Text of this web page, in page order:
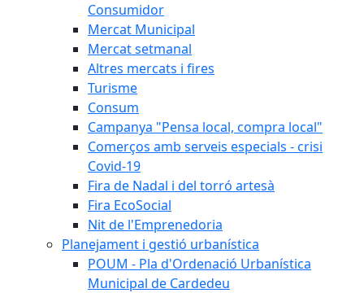
Consumidor
Mercat Municipal
Mercat setmanal
Altres mercats i fires
Turisme
Consum
Campanya "Pensa local, compra local"
Comerços amb serveis especials - crisi
Covid-19
Fira de Nadal i del torró artesà
Fira EcoSocial
Nit de l'Emprenedoria
Planejament i gestió urbanística
POUM - Pla d'Ordenació Urbanística
Municipal de Cardedeu